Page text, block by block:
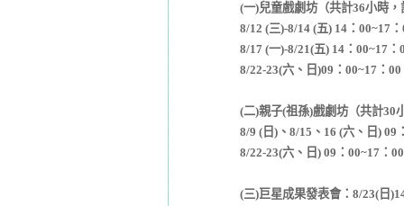
(一)兒童戲劇坊（共計36小時，
8/12 (三)-8/14 (五) 14：00~17
8/17 (一)-8/21(五) 14：00~17：
8/22-23(六、日)09：00~17：
(二)親子(祖孫)戲劇坊（共計30
8/9 (日)、8/15、16 (六、日) 09
8/22-23(六、日) 09：00~17：
(三)巨星成果發表會：8/23(日